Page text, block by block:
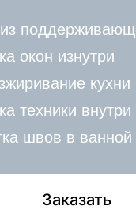
окон изнутри
кухни
техники внутри
швов в ванной
Заказать